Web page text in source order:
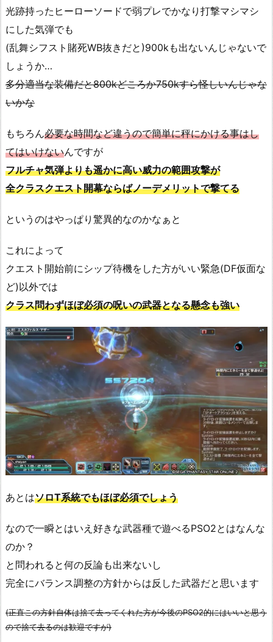
光跡持ったヒーローソードで弱プレでかなり打撃マシマシ
にした気弾でも
(乱舞シフスト賭死WB抜きだと)900kも出ないんじゃないで
しょうか…
多分適当な装備だと800kどころか750kすら怪しいんじゃな
いかな
もちろん必要な時間など違うので簡単に秤にかける事はし
てはいけないんですが
フルチャ気弾よりも遥かに高い威力の範囲攻撃が
全クラスクエスト開幕ならばノーデメリットで撃てる
というのはやっぱり驚異的なのかなぁと
これによって
クエスト開始前にシップ待機をした方がいい緊急(DF仮面な
ど)以外では
クラス問わずほぼ必須の呪いの武器となる懸念も強い
あとはソロT系統でもほぼ必須でしょう
なので一瞬とはいえ好きな武器種で遊べるPSO2とはなんな
のか？
と問われると何の反論も出来ないし
完全にバランス調整の方針からは反した武器だと思います
(正直この方針自体は捨て去ってくれた方が今後のPSO2的にはいいと思う
ので捨て去るのは歓迎ですが)